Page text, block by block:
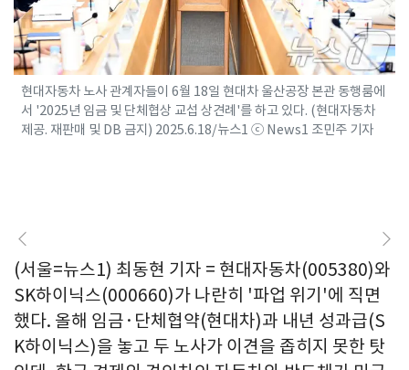
현대자동차 노사 관계자들이 6월 18일 현대차 울산공장 본관 동행룸에
서 '2025년 임금 및 단체협상 교섭 상견례'를 하고 있다. (현대자동차
제공. 재판매 및 DB 금지) 2025.6.18/뉴스1 ⓒ News1 조민주 기자
(서울=뉴스1) 최동현 기자 = 현대자동차(005380)와
SK하이닉스(000660)가 나란히 '파업 위기'에 직면
했다. 올해 임금·단체협약(현대차)과 내년 성과급(S
K하이닉스)을 놓고 두 노사가 이견을 좁히지 못한 탓